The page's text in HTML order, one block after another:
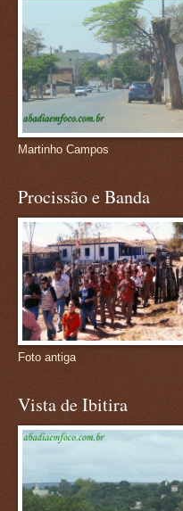
Martinho Campos
Procissão e Banda
Foto antiga
Vista de Ibitira